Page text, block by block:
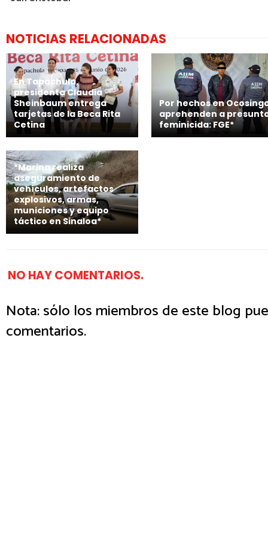
NOTICIAS RELACIONADAS
En Tapachula,
presidenta Claudia
Sheinbaum entrega
tarjetas de la Beca Rita
Cetina
Por hechos en
aprehenden a
feminicida: FGE*
*Marina realiza
aseguramiento de
vehículos, artefactos
explosivos, armas,
municiones y equipo
táctico en Sinaloa*
NO HAY COMENTARIOS.
Nota: sólo los miembros de este blog
comentarios.